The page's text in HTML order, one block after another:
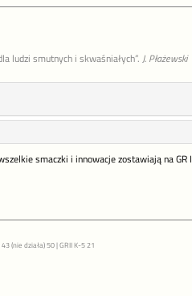
ludzi smutnych i skwaśniałych”. J. Płażewski
smaczki i innowacje zostawiają na
(nie działa) 50 | GRII K-5 21